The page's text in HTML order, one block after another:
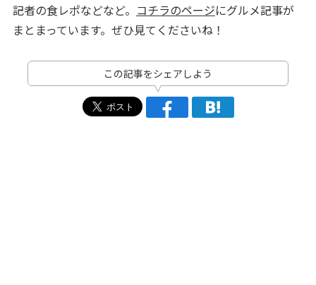
記者の食レポなどなど。 コチラのページにグルメ記事が
まとまっています。ぜひ見てくださいね！
この記事をシェアしよう